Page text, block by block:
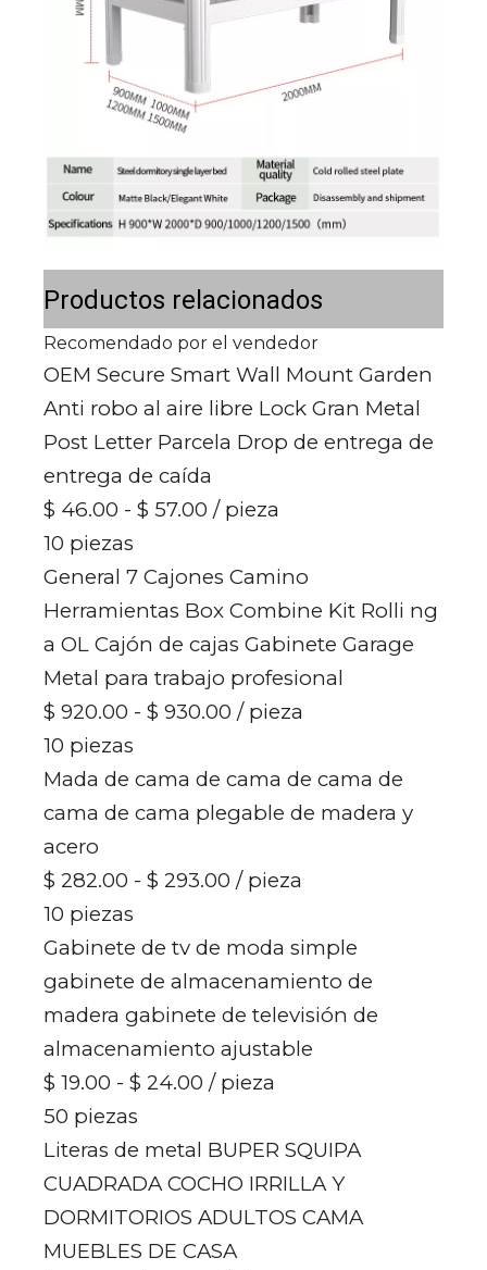
Productos relacionados
Recomendado por el vendedor
OEM Secure Smart Wall Mount Garden
Anti robo al aire libre Lock Gran Metal
Post Letter Parcela Drop de entrega de
entrega de caída
$ 46.00 - $ 57.00 / pieza
10 piezas
General 7 Cajones Camino
Herramientas Box Combine Kit Rolli ng
a OL Cajón de cajas Gabinete Garage
Metal para trabajo profesional
$ 920.00 - $ 930.00 / pieza
10 piezas
Mada de cama de cama de cama de
cama de cama plegable de madera y
acero
$ 282.00 - $ 293.00 / pieza
10 piezas
Gabinete de tv de moda simple
gabinete de almacenamiento de
madera gabinete de televisión de
almacenamiento ajustable
$ 19.00 - $ 24.00 / pieza
50 piezas
Literas de metal BUPER SQUIPA
CUADRADA COCHO IRRILLA Y
DORMITORIOS ADULTOS CAMA
MUEBLES DE CASA